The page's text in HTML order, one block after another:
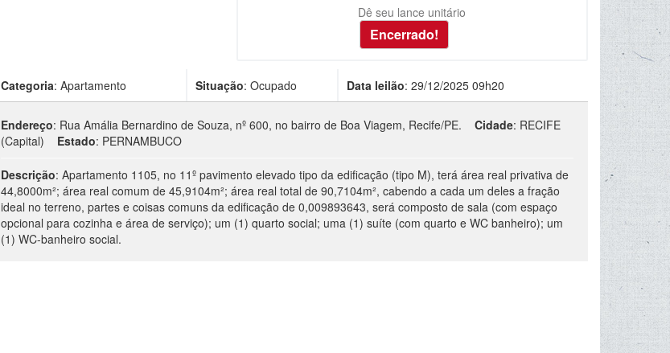
Dê seu lance unitário
Categoria: Apartamento Situação: Ocupado Data leilão: 29/12/2025 09h20
Endereço: Rua Amália Bernardino de Souza, nº 600, no bairro de Boa Viagem, Recife/PE. Cidade: RECIFE
(Capital)
Estado: PERNAMBUCO
Descrição: Apartamento 1105, no 11º pavimento elevado tipo da edificação (tipo M), terá área real privativa de
44,8000m²; área real comum de 45,9104m²; área real total de 90,7104m², cabendo a cada um deles a fração
ideal no terreno, partes e coisas comuns da edificação de 0,009893643, será composto de sala (com espaço
opcional para cozinha e área de serviço); um (1) quarto social; uma (1) suíte (com quarto e WC banheiro); um
(1) WC-banheiro social.